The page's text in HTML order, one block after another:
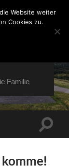
Familie
Website weiter
Cookies zu.